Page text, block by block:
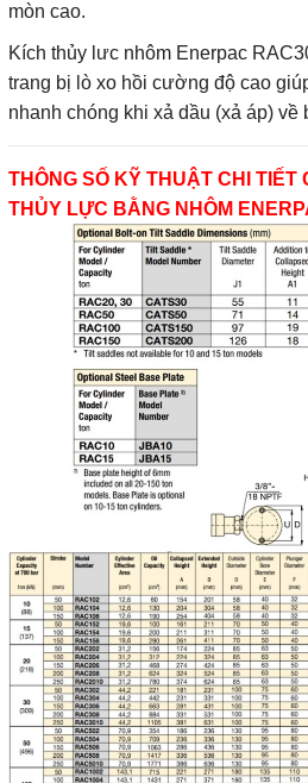
mòn cao.
Kích thủy lưc nhôm Enerpac
trang bị lò xo hồi cường độ cao
nhanh chóng khi xả dầu (xả áp) về
THÔNG SỐ KỸ THUẬT CHI TIẾT
THỦY LỰC BẰNG NHÔM